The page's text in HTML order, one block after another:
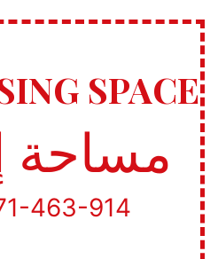
SPACE
مساحة
463-914